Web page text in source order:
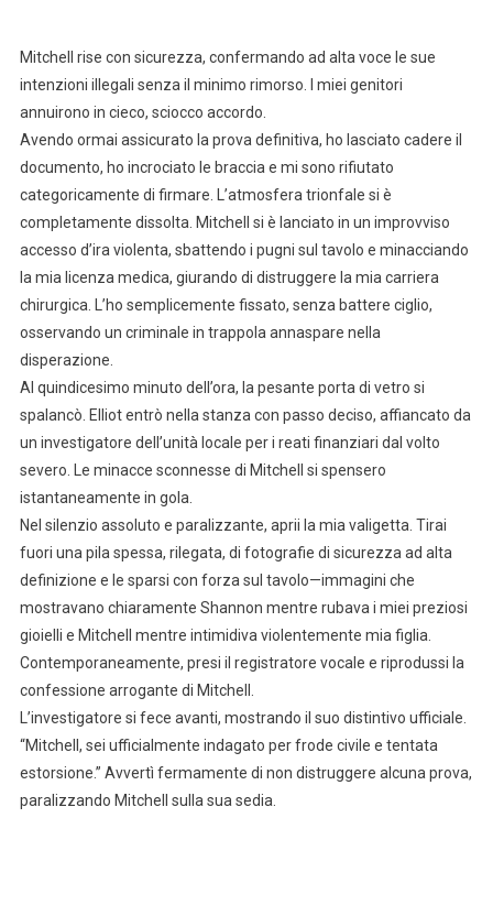
Mitchell rise con sicurezza, confermando ad alta voce le sue
intenzioni illegali senza il minimo rimorso. I miei genitori
annuirono in cieco, sciocco accordo.
Avendo ormai assicurato la prova definitiva, ho lasciato cadere il
documento, ho incrociato le braccia e mi sono rifiutato
categoricamente di firmare. L’atmosfera trionfale si è
completamente dissolta. Mitchell si è lanciato in un improvviso
accesso d’ira violenta, sbattendo i pugni sul tavolo e minacciando
la mia licenza medica, giurando di distruggere la mia carriera
chirurgica. L’ho semplicemente fissato, senza battere ciglio,
osservando un criminale in trappola annaspare nella
disperazione.
Al quindicesimo minuto dell’ora, la pesante porta di vetro si
spalancò. Elliot entrò nella stanza con passo deciso, affiancato da
un investigatore dell’unità locale per i reati finanziari dal volto
severo. Le minacce sconnesse di Mitchell si spensero
istantaneamente in gola.
Nel silenzio assoluto e paralizzante, aprii la mia valigetta. Tirai
fuori una pila spessa, rilegata, di fotografie di sicurezza ad alta
definizione e le sparsi con forza sul tavolo—immagini che
mostravano chiaramente Shannon mentre rubava i miei preziosi
gioielli e Mitchell mentre intimidiva violentemente mia figlia.
Contemporaneamente, presi il registratore vocale e riprodussi la
confessione arrogante di Mitchell.
L’investigatore si fece avanti, mostrando il suo distintivo ufficiale.
“Mitchell, sei ufficialmente indagato per frode civile e tentata
estorsione.” Avvertì fermamente di non distruggere alcuna prova,
paralizzando Mitchell sulla sua sedia.